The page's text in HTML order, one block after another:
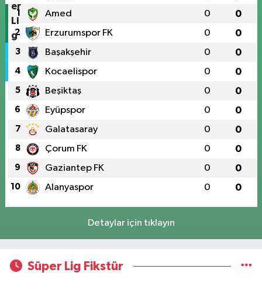
1 Amed 0 0
2 Erzurumspor FK 0 0
3 Başakşehir 0 0
4 Kocaelispor 0 0
5 Beşiktaş 0 0
6 Eyüpspor 0 0
7 Galatasaray 0 0
8 Çorum FK 0 0
9 Gaziantep FK 0 0
10 Alanyaspor 0 0
Detaylar için tıklayın
Süper Lig Fikstür